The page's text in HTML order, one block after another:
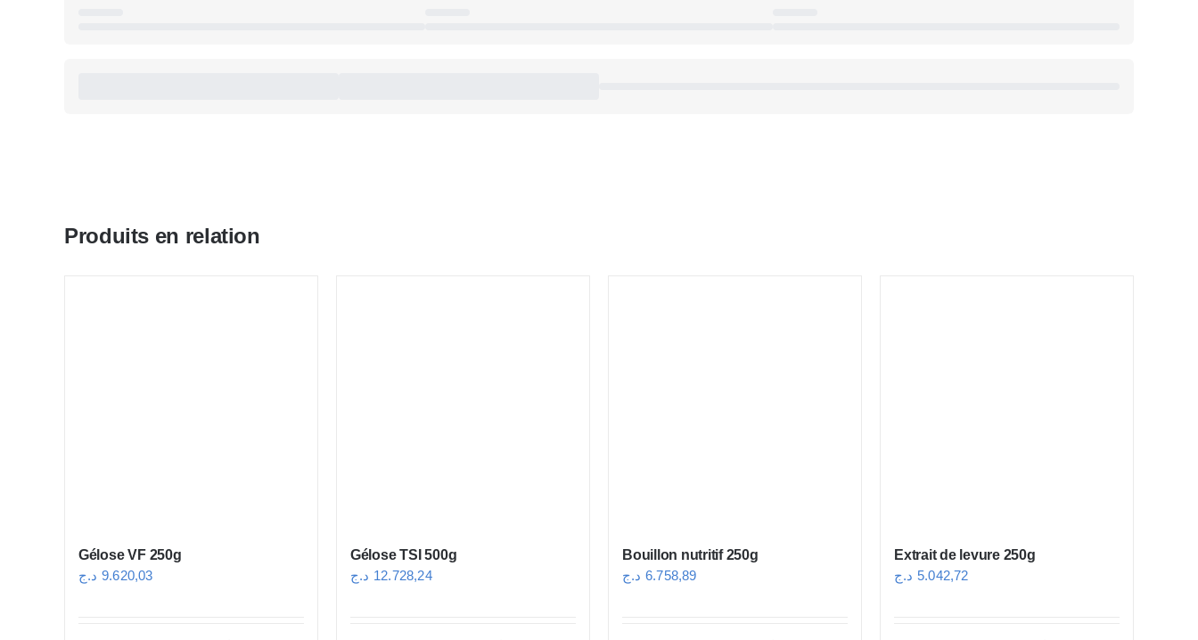
Produits en relation
Gélose VF 250g
9.620,03 د.ج
Gélose TSI 500g
12.728,24 د.ج
Bouillon nutritif 250g
6.758,89 د.ج
Extrait de levure 250g
5.042,72 د.ج